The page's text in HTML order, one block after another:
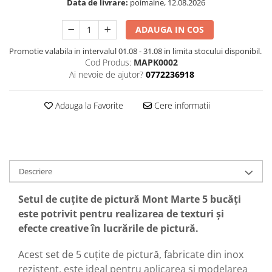
Data de livrare: poimaine, 12.08.2026
ADAUGA IN COS
Promotie valabila in intervalul 01.08 - 31.08 in limita stocului disponibil.
Cod Produs: MAPK0002
Ai nevoie de ajutor? 0772236918
Adauga la Favorite Cere informatii
Descriere
Setul de cuțite de pictură Mont Marte 5 bucăți
este potrivit pentru realizarea de texturi și
efecte creative în lucrările de pictură.
Acest set de 5 cuțite de pictură, fabricate din inox
rezistent, este ideal pentru aplicarea și modelarea